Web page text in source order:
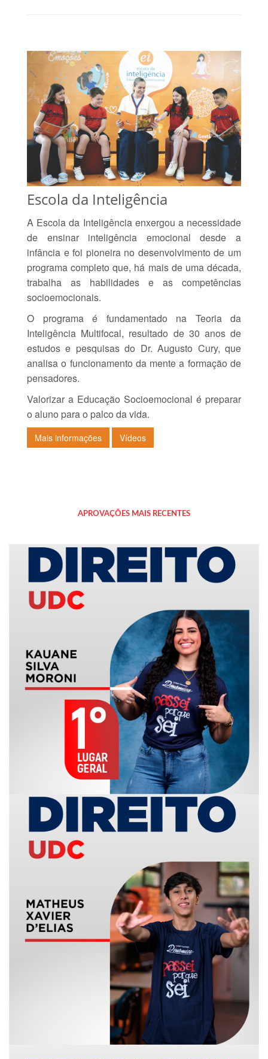
Escola da Inteligência
A Escola da Inteligência enxergou a necessidade
de ensinar inteligência emocional desde a
infância e foi pioneira no desenvolvimento de um
programa completo que, há mais de uma década,
trabalha as habilidades e as competências
socioemocionais.
O programa é fundamentado na Teoria da
Inteligência Multifocal, resultado de 30 anos de
estudos e pesquisas do Dr. Augusto Cury, que
analisa o funcionamento da mente a formação de
pensadores.
Valorizar a Educação Socioemocional é preparar
o aluno para o palco da vida.
Mais informações Vídeos
APROVAÇÕES MAIS RECENTES